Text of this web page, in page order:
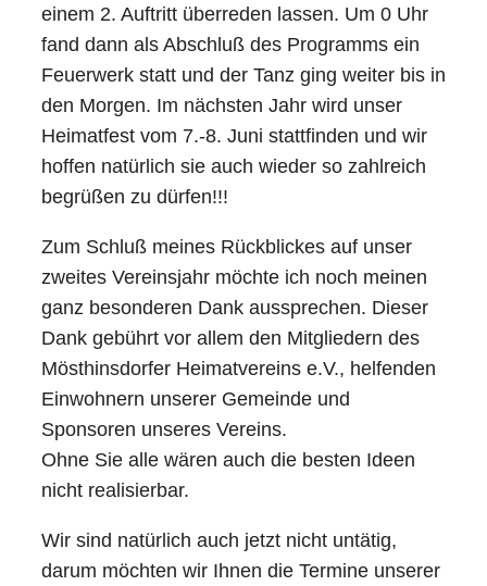
einem 2. Auftritt überreden lassen. Um 0 Uhr
fand dann als Abschluß des Programms ein
Feuerwerk statt und der Tanz ging weiter bis in
den Morgen. Im nächsten Jahr wird unser
Heimatfest vom 7.-8. Juni stattfinden und wir
hoffen natürlich sie auch wieder so zahlreich
begrüßen zu dürfen!!!
Zum Schluß meines Rückblickes auf unser
zweites Vereinsjahr möchte ich noch meinen
ganz besonderen Dank aussprechen. Dieser
Dank gebührt vor allem den Mitgliedern des
Mösthinsdorfer Heimatvereins e.V., helfenden
Einwohnern unserer Gemeinde und
Sponsoren unseres Vereins.
Ohne Sie alle wären auch die besten Ideen
nicht realisierbar.
Wir sind natürlich auch jetzt nicht untätig,
darum möchten wir Ihnen die Termine unserer